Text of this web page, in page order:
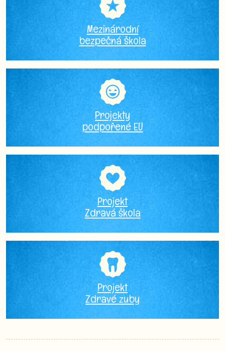
Mezinárodní
bezpečná škola
Projekty
podpořené EU
Projekt
Zdravá škola
Projekt
Zdravé zuby